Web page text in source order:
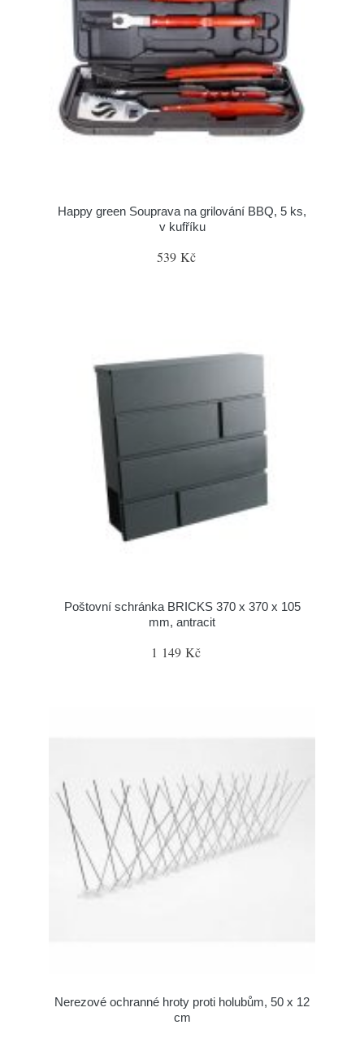
Happy green Souprava na grilování BBQ, 5 ks,
v kufříku
539 Kč
Poštovní schránka BRICKS 370 x 370 x 105
mm, antracit
1 149 Kč
Nerezové ochranné hroty proti holubům, 50 x 12
cm